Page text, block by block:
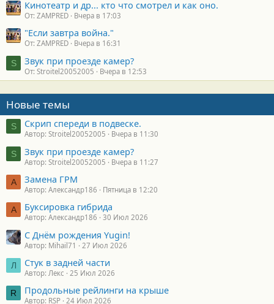
Кинотеатр и др... кто что смотрел и как оно.
От: ZAMPRED Вчера в 17:03
"Если завтра война."
От: ZAMPRED Вчера в 16:31
S Звук при проезде камер?
От: Stroitel20052005 Вчера в 12:53
Новые темы
S Скрип спереди в подвеске.
Автор: Stroitel20052005 Вчера в 11:30
S Звук при проезде камер?
Автор: Stroitel20052005 Вчера в 11:27
А Замена ГРМ
Автор: Александр186 Пятница в 12:20
А Буксировка гибрида
Автор: Александр186 30 Июл 2026
С Днём рождения Yugin!
Автор: Mihail71 27 Июл 2026
Л Стук в задней части
Автор: Лекс 25 Июл 2026
R Продольные рейлинги на крыше
Автор: RSP 24 Июл 2026